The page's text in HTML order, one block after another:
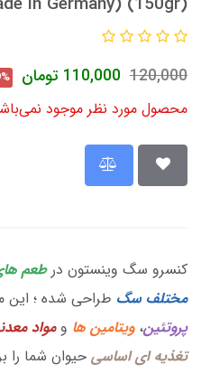
120,000
110,000 تومان
محصول مورد نظر موجود
کنسرو سگ وینستون درطعم
مختلف سگ طراحی شده ؛ این
پروتئین،ویتامین ها ومواد
تغذیه ای اساسی حیوان شما را